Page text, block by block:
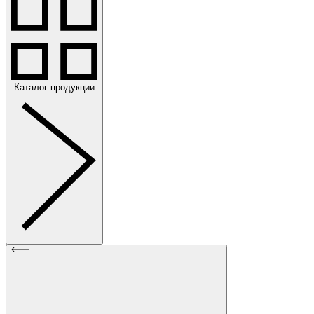
Каталог продукции